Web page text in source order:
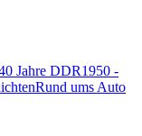
Jahre DDR1950 -
Rund ums Auto